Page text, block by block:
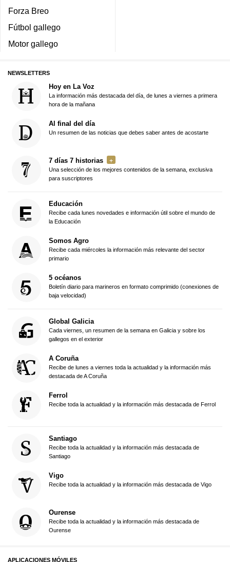
Forza Breo
Fútbol gallego
Motor gallego
NEWSLETTERS
Hoy en La Voz
La información más destacada del día, de lunes a viernes a primera
hora de la mañana
Al final del día
Un resumen de las noticias que debes saber antes de acostarte
7 días 7 historias
Una selección de los mejores contenidos de la semana, exclusiva
para suscriptores
Educación
Recibe cada lunes novedades e información útil sobre el mundo de
la Educación
Somos Agro
Recibe cada miércoles la información más relevante del sector
primario
5 océanos
Boletín diario para marineros en formato comprimido (conexiones de
baja velocidad)
Global Galicia
Cada viernes, un resumen de la semana en Galicia y sobre los
gallegos en el exterior
A Coruña
Recibe de lunes a viernes toda la actualidad y la información más
destacada de A Coruña
Ferrol
Recibe toda la actualidad y la información más destacada de Ferrol
Santiago
Recibe toda la actualidad y la información más destacada de
Santiago
Vigo
Recibe toda la actualidad y la información más destacada de Vigo
Ourense
Recibe toda la actualidad y la información más destacada de
Ourense
APLICACIONES MÓVILES